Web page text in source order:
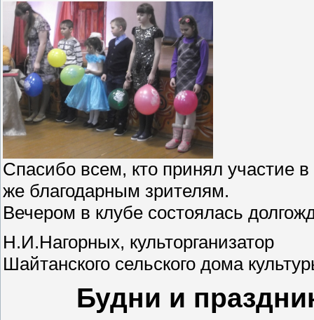
Спасибо всем, кто принял участие
же благодарным зрителям.
Вечером в клубе состоялась
Н.И.Нагорных, культорганизатор
Шайтанского сельского дома
Будни и